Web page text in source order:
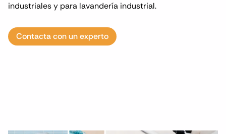
industriales y para lavandería industrial.
Contacta con un experto